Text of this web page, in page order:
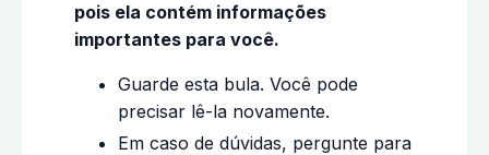
pois ela contém informações
importantes para você.
Guarde esta bula. Você pode
precisar lê-la novamente.
Em caso de dúvidas, pergunte para